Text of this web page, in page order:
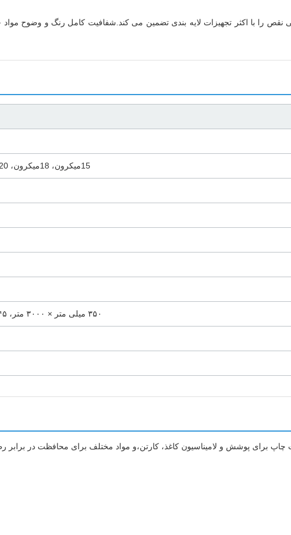
(25.4 میلی متر) است که یکپارچه سازی بی نقص را با اکثر تجهیزات لایه بندی تضمین می کند.شفافیت کامل
15ميکرون، 18ميکرون، 20ميکرون، 23ميکرون، 25ميکرون
۳۵۰ میلی متر × ۳۰۰۰ متر، ۴۴۵ میلی متر × ۳۰۰۰ متر، و غیره